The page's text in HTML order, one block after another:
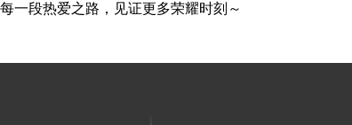
一段热爱之路，见证更多荣耀时刻～